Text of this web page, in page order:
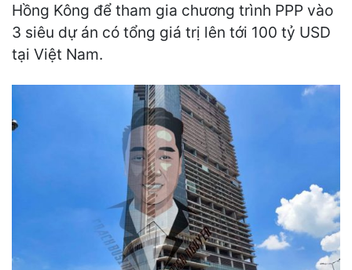
Hồng Kông để tham gia chương trình PPP vào
3 siêu dự án có tổng giá trị lên tới 100 tỷ USD
tại Việt Nam.